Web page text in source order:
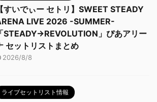
【すいでぃー セトリ】SWEET STEADY
LIVE 2026 -SUMMER-
「STEADY→REVOLUTION」ぴあアリー
セットリストまとめ
2026/8/8
ライブセットリスト情報